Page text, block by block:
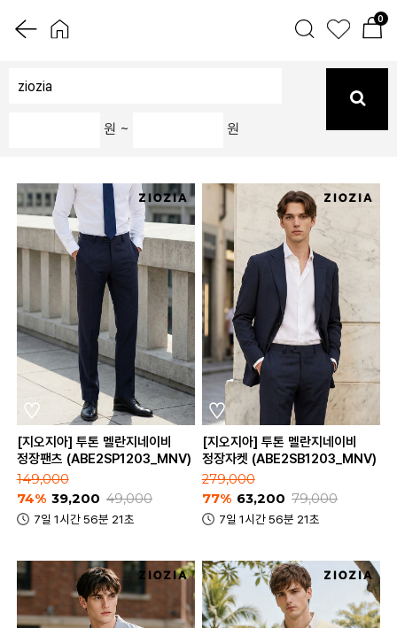
0
원 ~ 원
[지오지아] 투톤 멜란지네이비
정장팬츠 (ABE2SP1203_MNV)
149,000
74% 39,200 49,000
7일 1시간 56분 21초
[지오지아] 투톤 멜란지네이비
정장자켓 (ABE2SB1203_MNV)
279,000
77% 63,200 79,000
7일 1시간 56분 21초